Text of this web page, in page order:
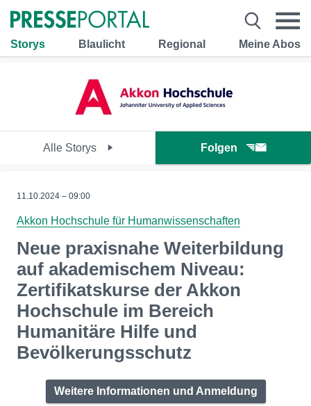
Storys Blaulicht Regional Meine Abos
Alle Storys Folgen
11.10.2024 – 09:00
Akkon Hochschule für Humanwissenschaften
Neue praxisnahe Weiterbildung
auf akademischem Niveau:
Zertifikatskurse der Akkon
Hochschule im Bereich
Humanitäre Hilfe und
Bevölkerungsschutz
Weitere Informationen und Anmeldung